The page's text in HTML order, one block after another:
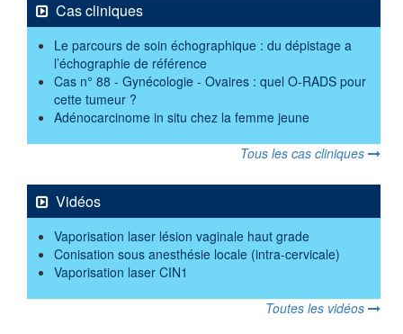
Cas cliniques
Le parcours de soin échographique : du dépistage a
l’échographie de référence
Cas n° 88 - Gynécologie - Ovaires : quel O-RADS pour
cette tumeur ?
Adénocarcinome in situ chez la femme jeune
Tous les cas cliniques
Vidéos
Vaporisation laser lésion vaginale haut grade
Conisation sous anesthésie locale (intra-cervicale)
Vaporisation laser CIN1
Toutes les vidéos